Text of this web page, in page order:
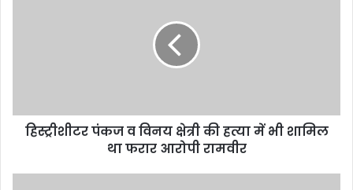
हिस्ट्रीशीटर पंकज व विनय क्षेत्री की हत्या में भी शामिल
था फरार आरोपी रामवीर